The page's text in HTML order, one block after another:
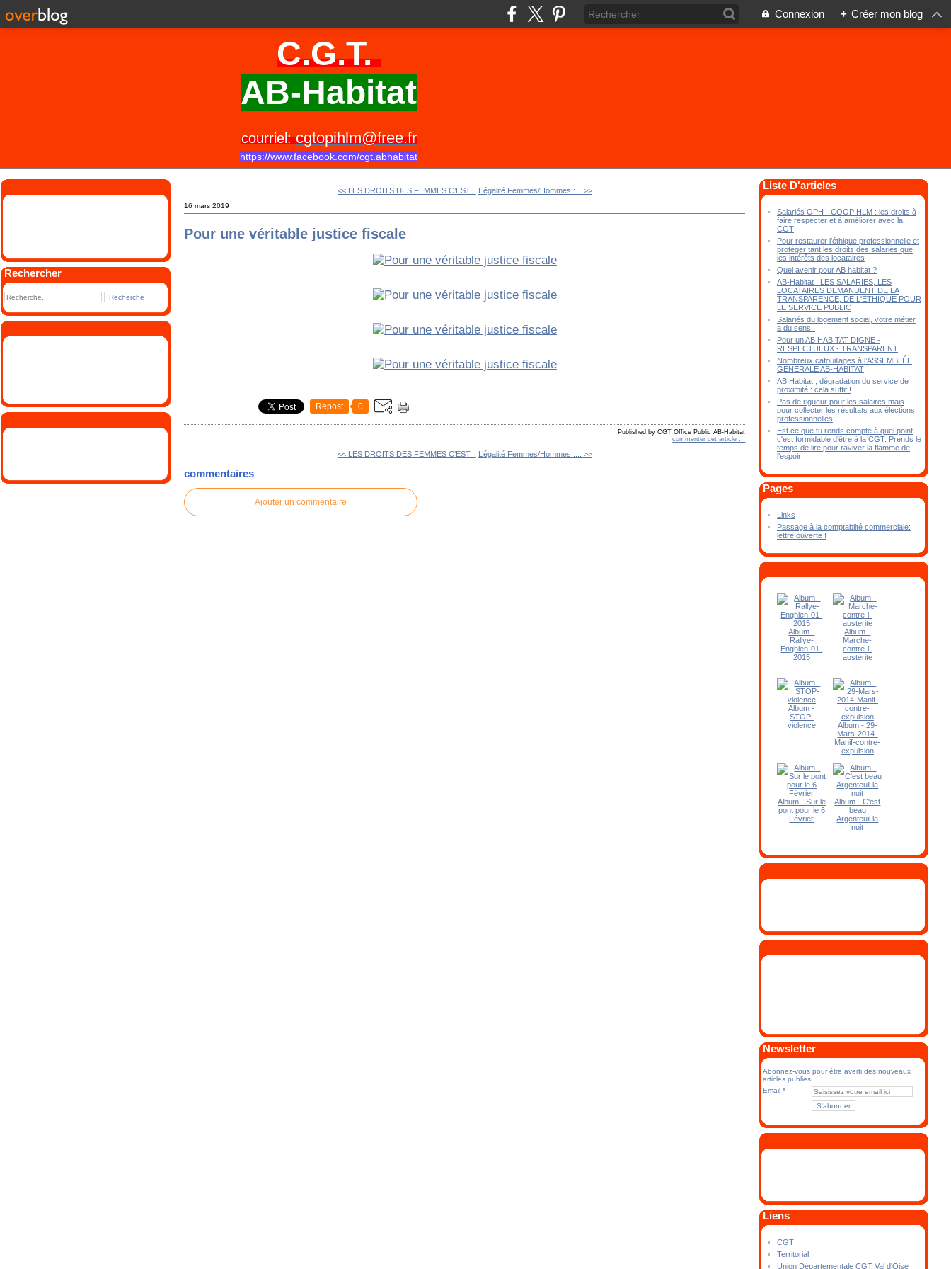
Connexion + Créer mon blog
C.G.T.
AB-Habitat
courriel:cgtopihlm@free.fr
https://www.facebook.com/cgt.abhabitat
Rechercher
<< LES DROITS DES FEMMES C’EST... L’égalité Femmes/Hommes :... >>
16 mars 2019
Pour une véritable justice fiscale
Repost 0
Published by CGT Office Public AB-Habitat
commenter cet article …
<< LES DROITS DES FEMMES C’EST... L’égalité Femmes/Hommes :... >>
commentaires
Ajouter un commentaire
Liste D'articles
Salariés OPH - COOP HLM : les droits à
faire respecter et à améliorer avec la
CGT
Pour restaurer l'éthique professionnelle et
protéger tant les droits des salariés que
les intérêts des locataires
Quel avenir pour AB habitat ?
AB-Habitat : LES SALARIES, LES
LOCATAIRES DEMANDENT DE LA
TRANSPARENCE, DE L'ÉTHIQUE POUR
LE SERVICE PUBLIC
Salariés du logement social, votre métier
a du sens !
Pour un AB HABITAT DIGNE -
RESPECTUEUX - TRANSPARENT
Nombreux cafouillages à l’ASSEMBLÉE
GÉNÉRALE AB-HABITAT
AB Habitat ; dégradation du service de
proximité : cela suffit !
Pas de rigueur pour les salaires mais
pour collecter les résultats aux élections
professionnelles
Est ce que tu rends compte à quel point
c'est formidable d'être à la CGT. Prends le
temps de lire pour raviver la flamme de
l'espoir
Pages
Links
Passage à la comptabilté commerciale:
lettre ouverte !
Album -
Rallye-
Enghien-01-
2015
Album -
Marche-
contre-l-
austerite
Album -
STOP-
violence
Album - 29-
Mars-2014-
Manif-contre-
expulsion
Album - Sur le
pont pour le 6
Février
Album - C'est
beau
Argenteuil la
nuit
Newsletter
Abonnez-vous pour être averti des nouveaux
articles publiés.
Email
Liens
CGT
Territorial
Union Départementale CGT Val d'Oise